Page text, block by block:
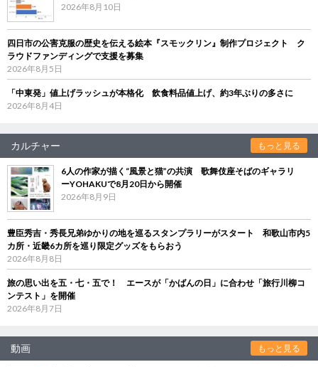
2026年8月10日
四日市の公害克服の歴史を伝える絵本『スモックリン』制作プロジェクト ク
ラウドファンディングで支援を募集
2026年8月5日
「中東発」値上げラッシュが本格化 飲食料品値上げ、約3年ぶりの多さに
2026年8月4日
カルチャー もっと見る
6人の作家が描く“風景と猫”の共演 歌舞伎座そばのギャラリ
ーYOHAKUで8月20日から開催
2026年8月9日
豊臣秀吉・秀長兄弟ゆかりの地を巡るスタンプラリーがスタート 和歌山市内5
カ所・近畿6カ所を巡り限定グッズをもらおう
2026年8月8日
旅の思い出を五・七・五で！ エースが「かばんの日」に合わせ「旅行川柳コ
ンテスト」を開催
2026年8月7日
動画 もっと見る